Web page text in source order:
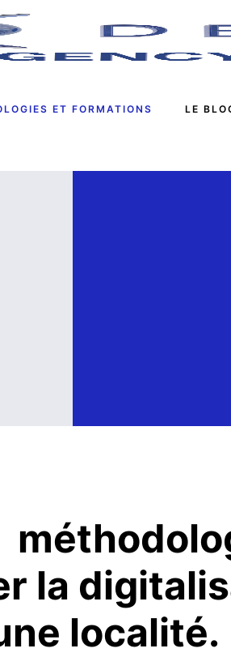
ET FORMATIONS LE
la
localité.